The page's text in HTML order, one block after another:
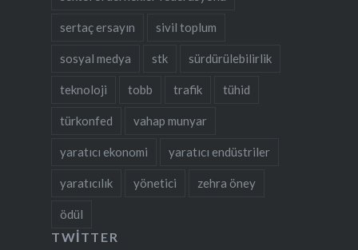
sertaç ersayın sivil toplum
sosyal medya stk sürdürülebilirlik
teknoloji tobb trafik tühid
türkonfed vahap munyar
yaratıcı ekonomi yaratıcı endüstriler
yaratıcılık yönetici zehra öney
ödül
TWITTER